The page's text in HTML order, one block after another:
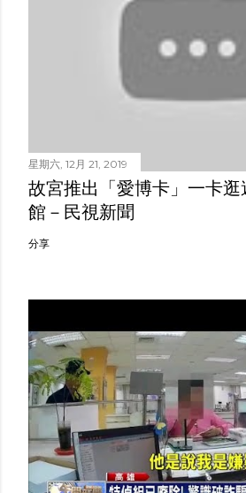
星期六, 12月 21, 2019
故宮推出「愛博卡」一卡
館－民視新聞
分享